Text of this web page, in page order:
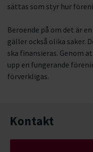
sättas som styr hur
Beroende på om det är
gäller också olika saker.
ska finansieras. Genom
upp en fungerande
förverkligas.
Kontakt